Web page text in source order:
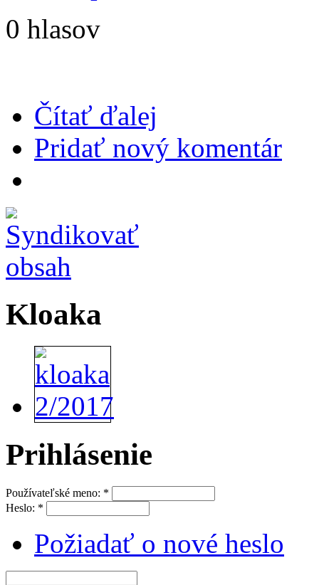
0 hlasov
Čítať ďalej
Pridať nový komentár
Kloaka
Prihlásenie
Používateľské meno: *
Heslo: *
Požiadať o nové heslo